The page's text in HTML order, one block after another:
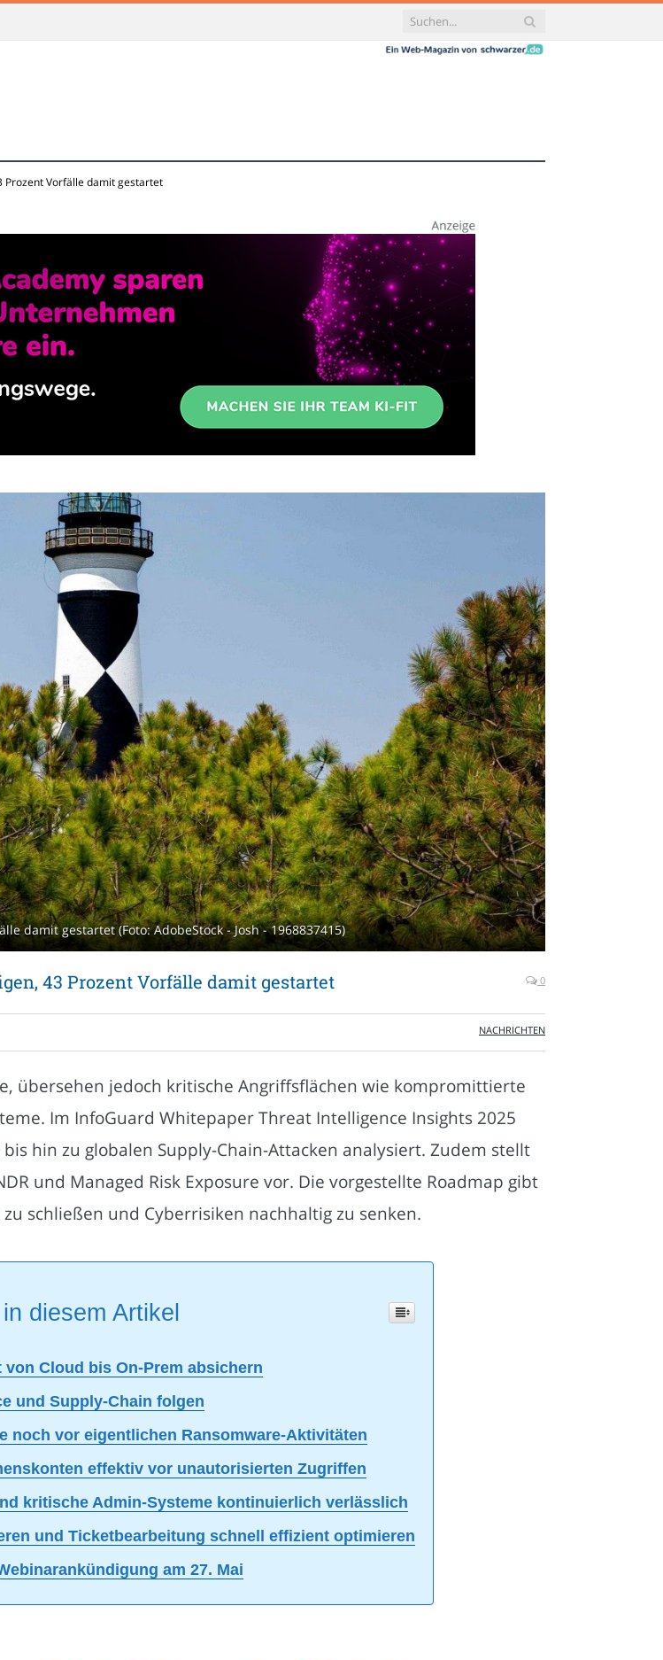
Prozent Vorfälle damit gestartet
damit gestartet (Foto: AdobeStock - Josh - 1968837415)
43 Prozent Vorfälle damit gestartet 0
NACHRICHTEN
übersehen jedoch kritische Angriffsflächen wie kompromittierte
Im InfoGuard Whitepaper Threat Intelligence Insights 2025
hin zu globalen Supply-Chain-Attacken analysiert. Zudem stellt
und Managed Risk Exposure vor. Die vorgestellte Roadmap gibt
schließen und Cyberrisiken nachhaltig zu senken.
diesem Artikel
Cloud bis On-Prem absichern
und Supply-Chain folgen
noch vor eigentlichen Ransomware-Aktivitäten
effektiv vor unautorisierten Zugriffen
kritische Admin-Systeme kontinuierlich verlässlich
und Ticketbearbeitung schnell effizient optimieren
am 27. Mai